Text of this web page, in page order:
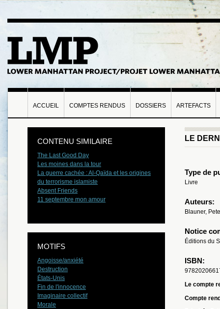
ACCUEIL COMPTES RENDUS DOSSIERS ARTEFACTS
LE
Type de
Livre
Auteurs:
Blauner,
Notice
Éditions du
ISBN:
Le compte
Compte
CONTENU SIMILAIRE
The Last Good Day
Les moines dans la tour
La guerre cachée : Al-Qaïda et les origines
du terrorisme islamiste
Absent Friends
11 septembre mon amour
MOTIFS
Angoisse/anxiété
Destruction
États-Unis
Fin de l'innocence
Imaginaire collectif
Morale